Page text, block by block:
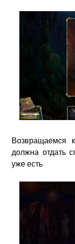
Возвращаемся
должна отдать
уже есть